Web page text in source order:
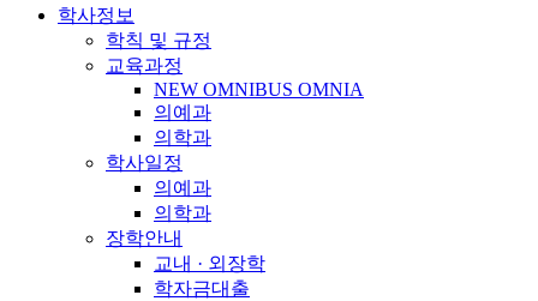
학사정보
학칙 및 규정
교육과정
NEW OMNIBUS OMNIA
의예과
의학과
학사일정
의예과
의학과
장학안내
교내 · 외장학
학자금대출